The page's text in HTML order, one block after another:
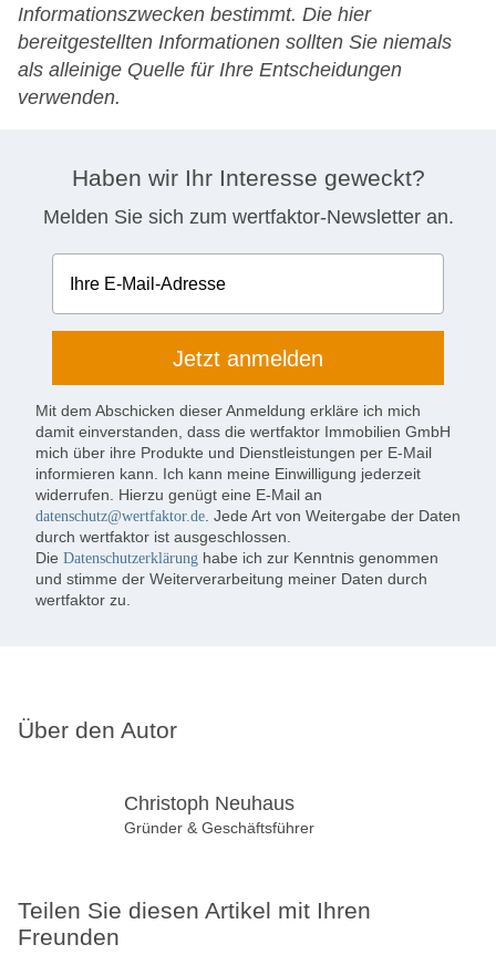
Informationszwecken bestimmt. Die hier
bereitgestellten Informationen sollten Sie niemals
als alleinige Quelle für Ihre Entscheidungen
verwenden.
Haben wir Ihr Interesse geweckt?
Melden Sie sich zum wertfaktor-Newsletter an.
Ihre E-Mail-Adresse
Mit dem Abschicken dieser Anmeldung erkläre ich mich
damit einverstanden, dass die wertfaktor Immobilien GmbH
mich über ihre Produkte und Dienstleistungen per E-Mail
informieren kann. Ich kann meine Einwilligung jederzeit
widerrufen. Hierzu genügt eine E-Mail an
datenschutz@wertfaktor.de. Jede Art von Weitergabe der Daten
durch wertfaktor ist ausgeschlossen.
Die Datenschutzerklärung habe ich zur Kenntnis genommen
und stimme der Weiterverarbeitung meiner Daten durch
wertfaktor zu.
Über den Autor
Christoph Neuhaus
Gründer & Geschäftsführer
Teilen Sie diesen Artikel mit Ihren
Freunden